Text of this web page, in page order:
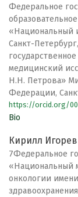
Федеральное
«Национальный
Санкт-
медицинский
Н.Н. Петрова»
Федерации,
https://orcid.org/
Bio
Кирилл
7Федеральное
«Национальный
онкологии